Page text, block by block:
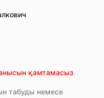
қамтамасыз
табуды немесе